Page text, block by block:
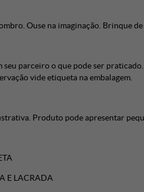
Ouse na imaginação. Brinque
parceiro o que pode ser
vide etiqueta na embalagem.
Produto pode apresentar
E LACRADA